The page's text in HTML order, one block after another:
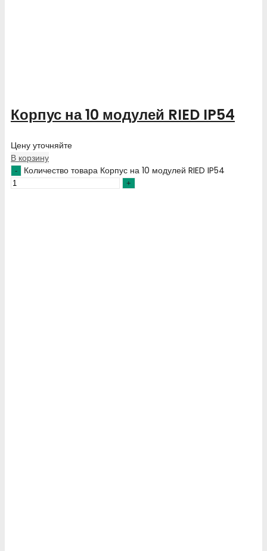
Корпус на 10 модулей RIED IP54
Цену уточняйте
В корзину
Количество товара Корпус на 10 модулей RIED IP54